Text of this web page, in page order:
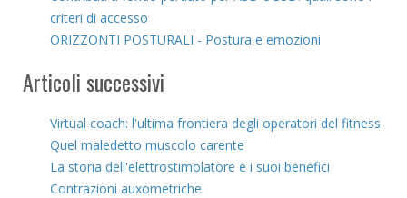
criteri di accesso
ORIZZONTI POSTURALI - Postura e emozioni
Articoli successivi
Virtual coach: l'ultima frontiera degli operatori del fitness
Quel maledetto muscolo carente
La storia dell'elettrostimolatore e i suoi benefici
Contrazioni auxometriche